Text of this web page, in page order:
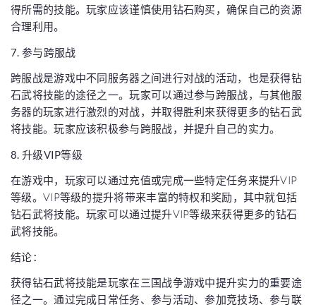
得所需的技能。玩家应该谨慎使用钻石购买，确保自己的资源
合理利用。
7. 参与跨服战
跨服战是游戏中不同服务器之间进行对战的活动，也是获得钻
石武将技能的途径之一。玩家可以通过参与跨服战，与其他服
务器的玩家进行激烈的对战，并取得胜利来获得更多的钻石武
将技能。玩家应该积极参与跨服战，并提升自己的实力。
8. 升级VIP等级
在游戏中，玩家可以通过充值或完成一些特定任务来提升VIP
等级。VIP等级的提升将带来丰富的特权和奖励，其中就包括
钻石武将技能。玩家可以通过提升VIP等级来获得更多的钻石
武将技能。
结论：
获得钻石武将技能是玩家在三国战争游戏中提升实力的重要途
径之一。通过完成日常任务、参与活动、参加竞技场、参与联